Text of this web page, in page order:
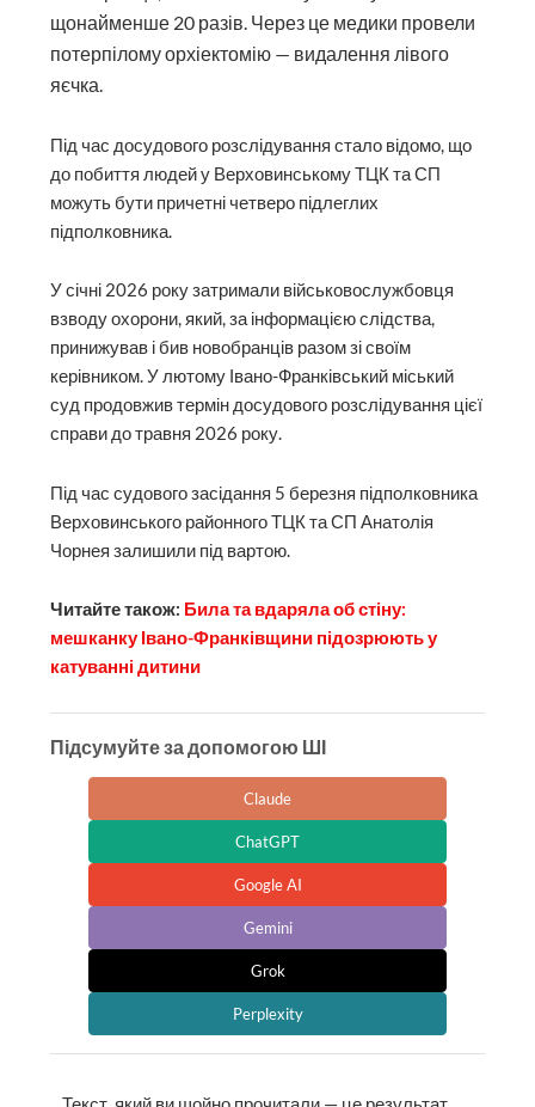
щонайменше 20 разів. Через це медики провели
потерпілому орхіектомію — видалення лівого
яєчка.
Під час досудового розслідування стало відомо, що
до побиття людей у Верховинському ТЦК та СП
можуть бути причетні четверо підлеглих
підполковника.
У січні 2026 року затримали військовослужбовця
взводу охорони, який, за інформацією слідства,
принижував і бив новобранців разом зі своїм
керівником. У лютому Івано-Франківський міський
суд продовжив термін досудового розслідування цієї
справи до травня 2026 року.
Під час судового засідання 5 березня підполковника
Верховинського районного ТЦК та СП Анатолія
Чорнея залишили під вартою.
Читайте також: Била та вдаряла об стіну:
мешканку Івано-Франківщини підозрюють у
катуванні дитини
Підсумуйте за допомогою ШІ
Claude
ChatGPT
Google AI
Gemini
Grok
Perplexity